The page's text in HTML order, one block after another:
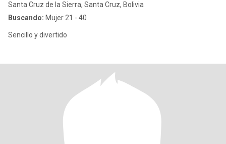
Santa Cruz de la Sierra, Santa Cruz, Bolivia
Buscando: Mujer 21 - 40
Sencillo y divertido